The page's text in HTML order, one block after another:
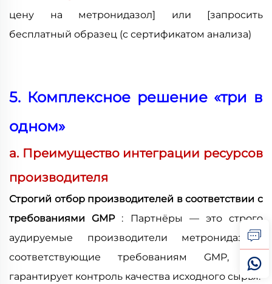
цену на метронидазол] или [запросить
бесплатный образец (с сертификатом анализа)
5. Комплексное решение «три в
одном»
a. Преимущество интеграции ресурсов
производителя
Строгий отбор производителей в соответствии с
требованиями GMP : Партнёры — это строго
аудируемые производители метронидазола,
соответствующие требованиям GMP, что
гарантирует контроль качества исходного сырья.